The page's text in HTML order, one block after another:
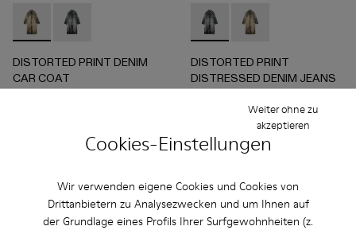
Cookies-Einstellungen
Wir verwenden eigene Cookies und Cookies von
Drittanbietern zu Analysezwecken und um Ihnen auf
der Grundlage eines Profils Ihrer Surfgewohnheiten (z.
Weiter ohne zu
akzeptieren
DISTORTED PRINT DENIM CAR COAT - AU00095-002 -
DISTORTED PRINT DENIM CAR COAT -
DISTORTED PRINT DENIM
CAR COAT
DISTORTED PRINT
DISTORTED
DISTORTED PRINT
DISTRESSED DENIM JEANS
Hinzufügen